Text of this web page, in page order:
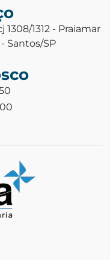
1312 - Praiamar
Santos/SP